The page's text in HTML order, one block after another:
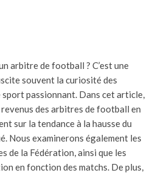
arbitre de football ? C’est une
souvent la curiosité des
sport passionnant. Dans cet article,
des arbitres de football en
sur la tendance à la hausse du
Nous examinerons également les
de la Fédération, ainsi que les
en fonction des matchs. De plus,